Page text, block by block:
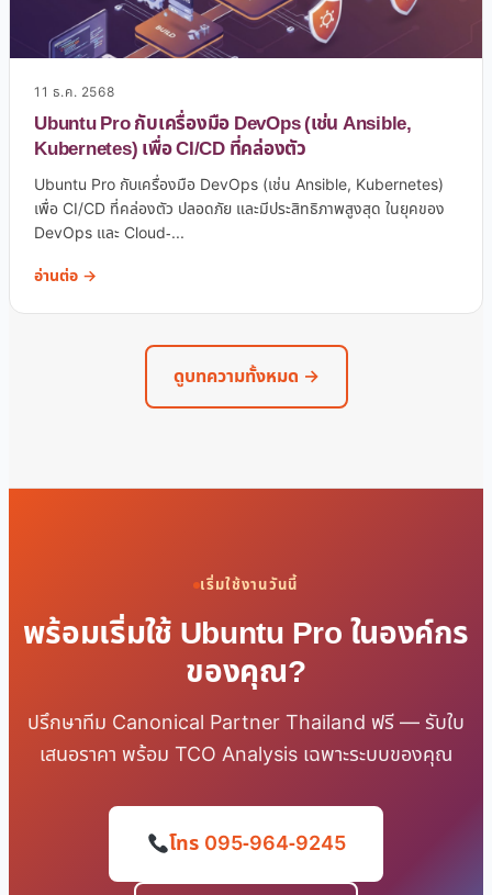
11 ธ.ค. 2568
Ubuntu Pro กับเครื่องมือ DevOps (เช่น Ansible,
Kubernetes) เพื่อ CI/CD ที่คล่องตัว
Ubuntu Pro กับเครื่องมือ DevOps (เช่น Ansible, Kubernetes)
เพื่อ CI/CD ที่คล่องตัว ปลอดภัย และมีประสิทธิภาพสูงสุด ในยุคของ
DevOps และ Cloud-...
อ่านต่อ →
ดูบทความทั้งหมด →
เริ่มใช้งานวันนี้
พร้อมเริ่มใช้ Ubuntu Pro ในองค์กร
ของคุณ?
ปรึกษาทีม Canonical Partner Thailand ฟรี — รับใบ
เสนอราคา พร้อม TCO Analysis เฉพาะระบบของคุณ
โทร 095-964-9245